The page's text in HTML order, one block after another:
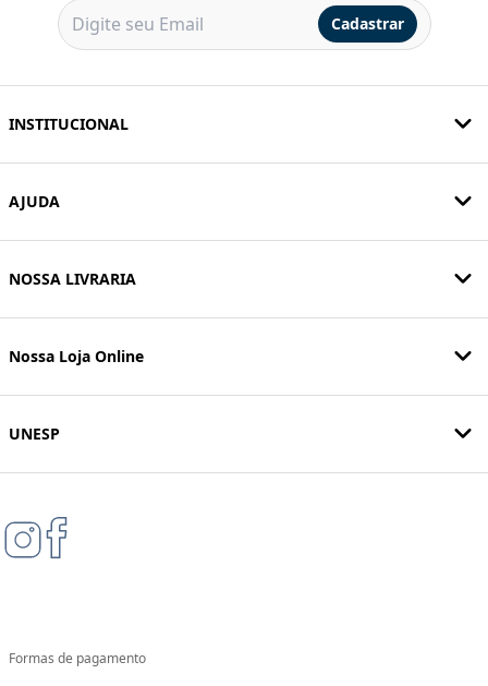
Cadastrar
INSTITUCIONAL
AJUDA
NOSSA LIVRARIA
Nossa Loja Online
UNESP
Formas de pagamento